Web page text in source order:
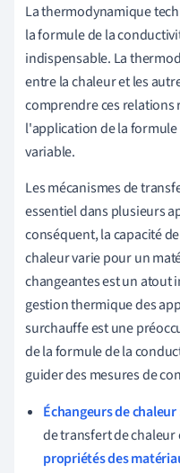
La thermodynamique
la formule de la
indispensable. La
entre la chaleur et les
comprendre ces relations
l'application de la
variable.
Les mécanismes de
essentiel dans plusieurs
conséquent, la capacité
chaleur varie pour un
changeantes est un atout
gestion thermique des
surchauffe est une
de la formule de la
guider des mesures de
Échangeurs de chaleur
de transfert de
propriétés des